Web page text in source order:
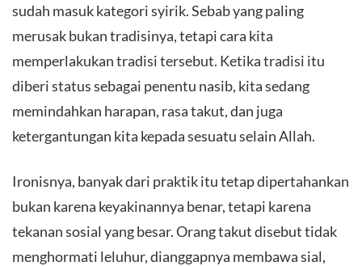
sudah masuk kategori syirik. Sebab yang paling
merusak bukan tradisinya, tetapi cara kita
memperlakukan tradisi tersebut. Ketika tradisi itu
diberi status sebagai penentu nasib, kita sedang
memindahkan harapan, rasa takut, dan juga
ketergantungan kita kepada sesuatu selain Allah.
Ironisnya, banyak dari praktik itu tetap dipertahankan
bukan karena keyakinannya benar, tetapi karena
tekanan sosial yang besar. Orang takut disebut tidak
menghormati leluhur, dianggapnya membawa sial,